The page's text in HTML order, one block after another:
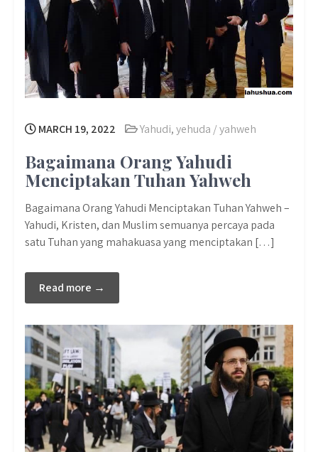
MARCH 19, 2022 Yahudi,yehuda / yahweh
Bagaimana Orang Yahudi
Menciptakan Tuhan Yahweh
Bagaimana Orang Yahudi Menciptakan Tuhan Yahweh –
Yahudi, Kristen, dan Muslim semuanya percaya pada
satu Tuhan yang mahakuasa yang menciptakan […]
Read more →